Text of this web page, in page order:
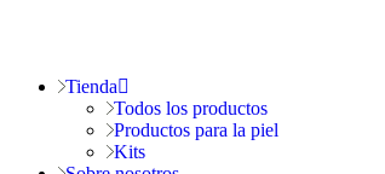
Tienda
Todos los productos
Productos para la piel
Kits